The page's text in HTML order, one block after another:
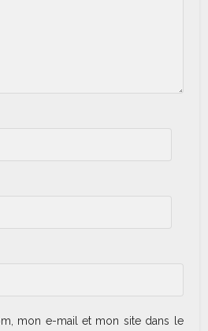
mon e-mail et mon site dans le